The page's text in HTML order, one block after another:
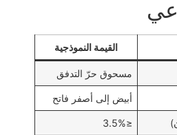
القيمة النموذجية
مسحوق حرّ التدفق
أبيض إلى أصفر فاتح
≤3.5%